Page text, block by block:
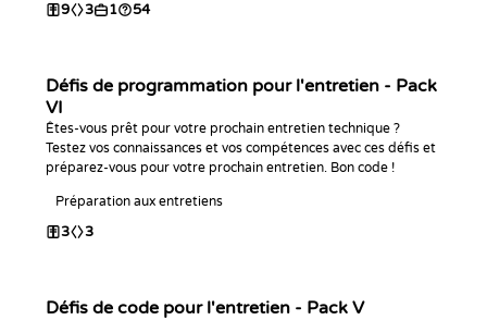
9 3 1 54
Défis de programmation pour l'entretien - Pack
VI
Êtes-vous prêt pour votre prochain entretien technique ?
Testez vos connaissances et vos compétences avec ces défis et
préparez-vous pour votre prochain entretien. Bon code !
Préparation aux entretiens
3 3
Défis de code pour l'entretien - Pack V